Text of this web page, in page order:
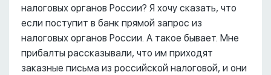
налоговых органов России? Я хочу сказать, что
если поступит в банк прямой запрос из
налоговых органов России. А такое бывает. Мне
прибалты рассказывали, что им приходят
заказные письма из российской налоговой, и они